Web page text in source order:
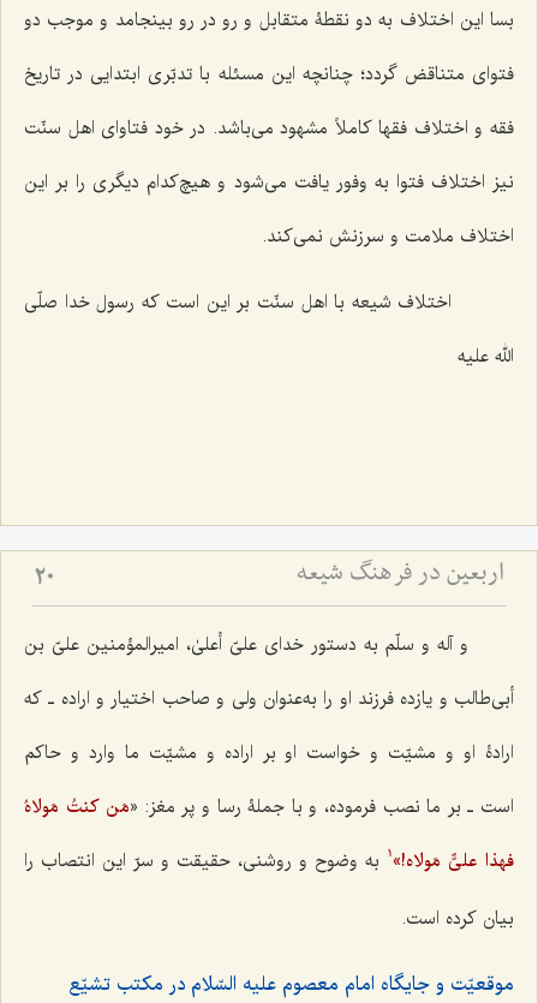
بسا این اختلاف به دو نقطۀ متقابل و رو در رو بینجامد و موجب دو
فتوای متناقض گردد؛ چنانچه این مسئله با تدبّری ابتدایی در تاریخ
فقه و اختلاف فقها کاملاً مشهود می‌باشد. در خود فتاوای اهل سنّت
نیز اختلاف فتوا به وفور یافت می‌شود و هیچ‌کدام دیگری را بر این
اختلاف ملامت و سرزنش نمی‌کند.
اختلاف شیعه با اهل سنّت بر این است که رسول خدا صلّی
الله علیه
اربعین در فرهنگ شیعه 20
و آله و سلّم به دستور خدای علیّ أعلیٰ، امیرالمؤمنین علیّ بن
أبی‌طالب و یازده فرزند او را به‌عنوان ولی و صاحب اختیار و اراده ـ که
ارادۀ‌ او و مشیّت و خواست او بر اراده و مشیّت ما وارد و حاکم
است ـ بر ما نصب فرموده، و با جملۀ رسا و پر مغز: «مَن کنتُ مَولاهُ
فهذا علیٌّ مَولاه!»
1
به وضوح و روشنی، حقیقت و سرّ این انتصاب را
بیان کرده است.
موقعیّت و جایگاه امام معصوم علیه السّلام در مکتب تشیّع